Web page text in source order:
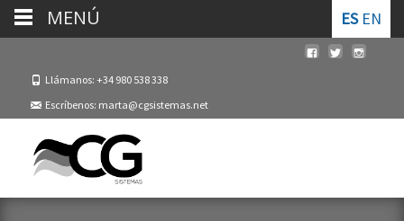
Llámanos: +34 980 538 338
Escríbenos: marta@cgsistemas.net
ES EN
MENÚ